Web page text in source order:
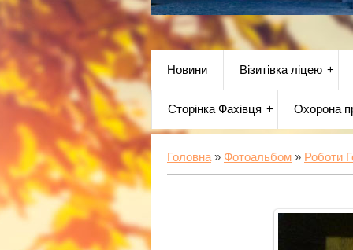
Новини Візитівка ліцею
Сторінка Фахівця Охорона
Головна » Фотоальбом » Роботи